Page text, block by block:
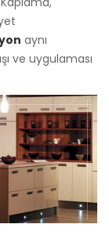
aynı
ve uygulaması